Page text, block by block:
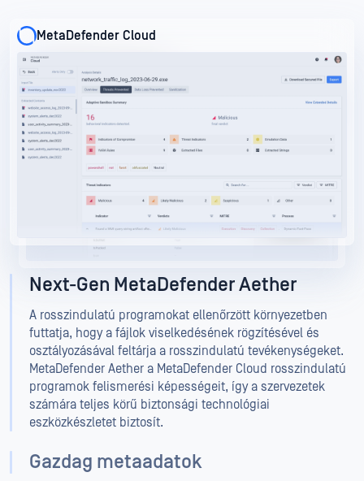
Next-Gen MetaDefender Aether
A rosszindulatú programokat ellenőrzött környezetben
futtatja, hogy a fájlok viselkedésének rögzítésével és
osztályozásával feltárja a rosszindulatú tevékenységeket.
MetaDefender Aether a MetaDefender Cloud rosszindulatú
programok felismerési képességeit, így a szervezetek
számára teljes körű biztonsági technológiai
eszközkészletet biztosít.
Gazdag metaadatok
MetaDefender Cloud
MetaDefender Cloud